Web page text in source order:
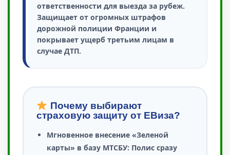
ответственности для выезда за рубеж.
Защищает от огромных штрафов
дорожной полиции Франции и
покрывает ущерб третьим лицам в
случае ДТП.
Почему выбирают
страховую защиту от ЕВиза?
Мгновенное внесение «Зеленой
карты» в базу МТСБУ: Полис сразу